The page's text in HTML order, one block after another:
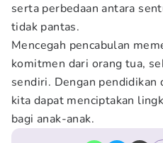
serta perbedaan antara
tidak pantas.
Mencegah pencabulan
komitmen dari orang tua,
sendiri. Dengan pendidikan
kita dapat menciptakan
bagi anak-anak.